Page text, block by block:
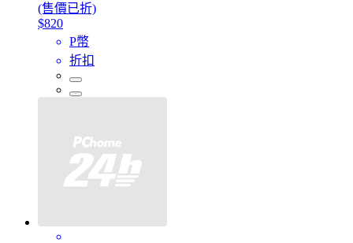
(售價已折)
$820
P幣
折扣